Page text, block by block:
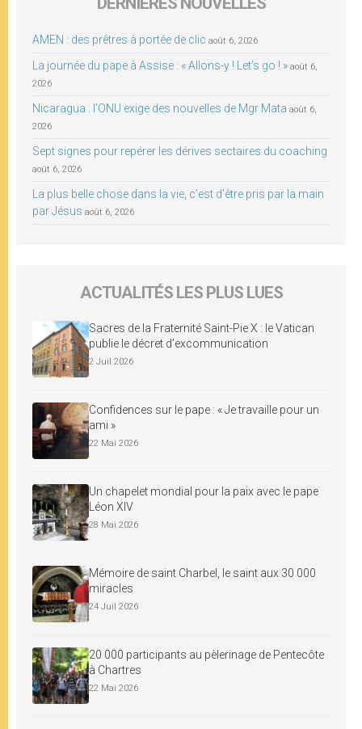
AMEN : des prêtres à portée de clic août 6, 2026
La journée du pape à Assise : « Allons-y ! Let’s go ! » août 6,
2026
Nicaragua : l’ONU exige des nouvelles de Mgr Mata août 6,
2026
Sept signes pour repérer les dérives sectaires du coaching
août 6, 2026
La plus belle chose dans la vie, c’est d’être pris par la main
par Jésus août 6, 2026
ACTUALITÉS LES PLUS LUES
Sacres de la Fraternité Saint-Pie X : le Vatican
publie le décret d’excommunication
2 Juil 2026
Confidences sur le pape : « Je travaille pour un
ami »
22 Mai 2026
Un chapelet mondial pour la paix avec le pape
Léon XIV
28 Mai 2026
Mémoire de saint Charbel, le saint aux 30 000
miracles
24 Juil 2026
20 000 participants au pèlerinage de Pentecôte
à Chartres
22 Mai 2026